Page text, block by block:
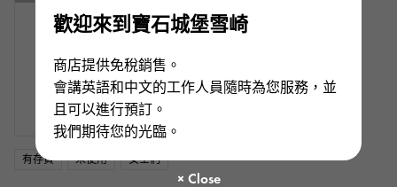
歡迎來到寶石城堡雪崎
商店提供免稅銷售。
會講英語和中文的工作人員隨時為您服務，並
且可以進行預訂。
我們期待您的光臨。
有存貨 未使用 女士們